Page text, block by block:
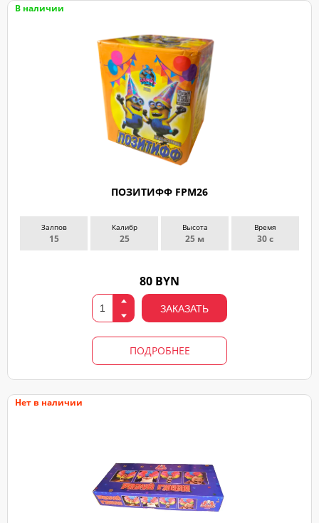
В наличии
ПОЗИТИФФ FPM26
Залпов
15
Калибр
25
Высота
25 м
Время
30 с
80 BYN
ЗАКАЗАТЬ
ПОДРОБНЕЕ
Нет в наличии